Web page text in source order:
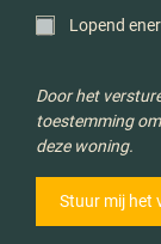
Lopend
Door het
toestemming
deze woning.